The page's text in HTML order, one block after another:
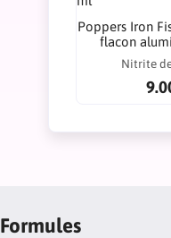
Poppers Iron
flacon
Nitrite
Formules